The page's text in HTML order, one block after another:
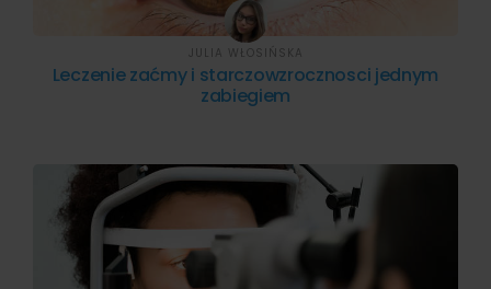
Leczenie zaćmy i starczowzrocznosci jednym
zabiegiem
JULIA WŁOSIŃSKA